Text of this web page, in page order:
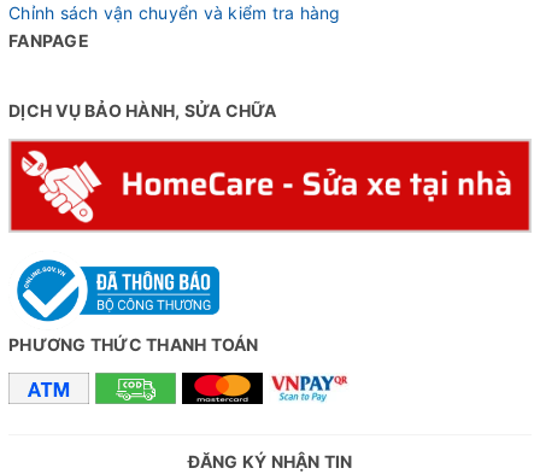
Chỉnh sách vận chuyển và kiểm tra hàng
FANPAGE
DỊCH VỤ BẢO HÀNH, SỬA CHỮA
PHƯƠNG THỨC THANH TOÁN
ĐĂNG KÝ NHẬN TIN